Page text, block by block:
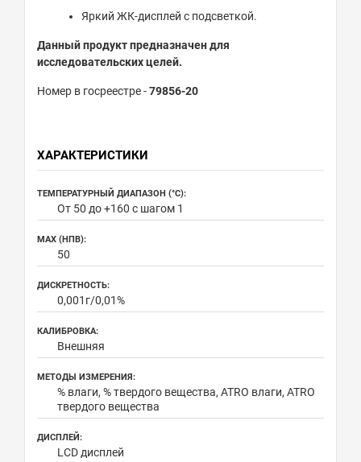
Яркий ЖК-дисплей с подсветкой.
Данный продукт предназначен для
исследовательских целей.
Номер в госреестре -79856-20
ХАРАКТЕРИСТИКИ
ТЕМПЕРАТУРНЫЙ ДИАПАЗОН (°С):
От 50 до +160 с шагом 1
MAX (НПВ):
50
ДИСКРЕТНОСТЬ:
0,001г/0,01%
КАЛИБРОВКА:
Внешняя
МЕТОДЫ ИЗМЕРЕНИЯ:
% влаги, % твердого вещества, ATRO влаги, ATRO
твердого вещества
ДИСПЛЕЙ:
LCD дисплей